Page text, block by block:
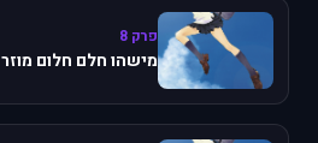
פרק 8
מישהו חלם חלום מוזר